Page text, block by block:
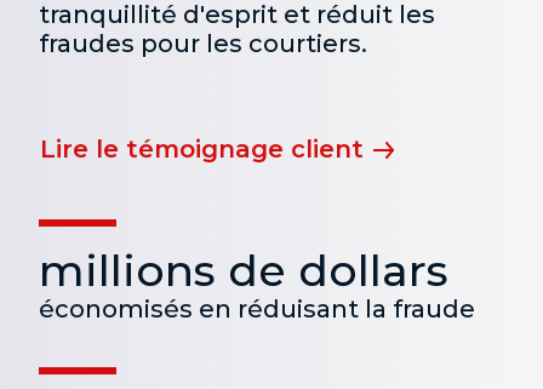
tranquillité d'esprit et réduit les
fraudes pour les courtiers.
Lire le témoignage client
millions de dollars
économisés en réduisant la fraude